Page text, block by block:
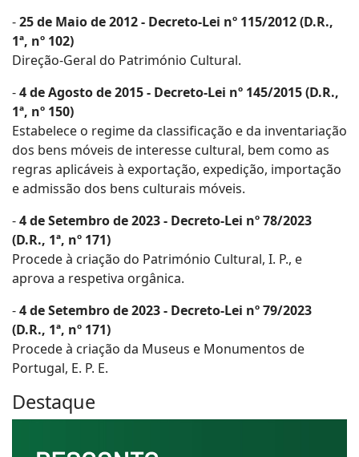
-25 de Maio de 2012 - Decreto-Lei nº 115/2012 (D.R.,
1ª, nº 102)
Direção-Geral do Património Cultural.
-4 de Agosto de 2015 - Decreto-Lei nº 145/2015 (D.R.,
1ª, nº 150)
Estabelece o regime da classificação e da inventariação
dos bens móveis de interesse cultural, bem como as
regras aplicáveis à exportação, expedição, importação
e admissão dos bens culturais móveis.
-4 de Setembro de 2023 - Decreto-Lei nº 78/2023
(D.R., 1ª, nº 171)
Procede à criação do Património Cultural, I. P., e
aprova a respetiva orgânica.
-4 de Setembro de 2023 - Decreto-Lei nº 79/2023
(D.R., 1ª, nº 171)
Procede à criação da Museus e Monumentos de
Portugal, E. P. E.
Destaque